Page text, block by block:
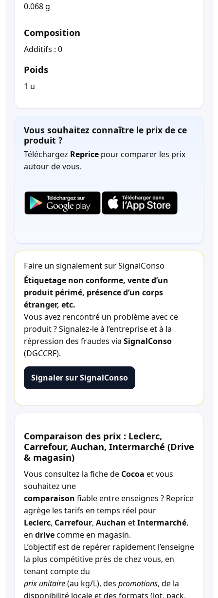
0.068 g
Composition
Additifs : 0
Poids
1 u
Vous souhaitez connaître le prix de ce
produit ?
Téléchargez Reprice pour comparer les prix
autour de vous.
Faire un signalement sur SignalConso
Étiquetage non conforme, vente d’un
produit périmé, présence d’un corps
étranger, etc.
Vous avez rencontré un problème avec ce
produit ? Signalez-le à l’entreprise et à la
répression des fraudes via SignalConso
(DGCCRF).
Signaler sur SignalConso
Comparaison des prix : Leclerc,
Carrefour, Auchan, Intermarché (Drive
& magasin)
Vous consultez la fiche de Cocoa et vous
souhaitez une
comparaison fiable entre enseignes ? Reprice
agrège les tarifs en temps réel pour
Leclerc, Carrefour, Auchan etIntermarché,
en drivecomme en magasin.
L’objectif est de repérer rapidement l’enseigne
la plus compétitive près de chez vous, en
tenant compte du
prix unitaire(au kg/L), des promotions, de la
disponibilité locale et des formats (lot, pack,